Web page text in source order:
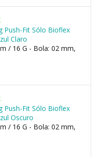
Push-Fit Sólo Bioflex
Claro
/ 16 G - Bola: 02 mm,
Push-Fit Sólo Bioflex
Oscuro
/ 16 G - Bola: 02 mm,